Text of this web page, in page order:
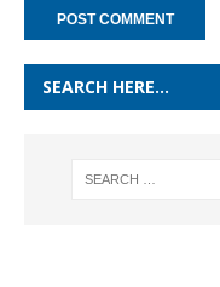
SEARCH HERE…